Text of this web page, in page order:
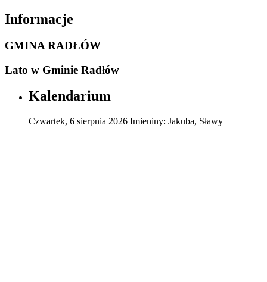
Informacje
GMINA RADŁÓW
Lato w Gminie Radłów
Kalendarium
Czwartek, 6 sierpnia 2026 Imieniny: Jakuba, Sławy